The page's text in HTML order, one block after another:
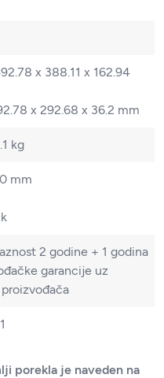
x 388.11 x 162.94
x 292.68 x 36.2 mm
kg
mm
2 godine + 1 godina
garancije uz
porekla je naveden na